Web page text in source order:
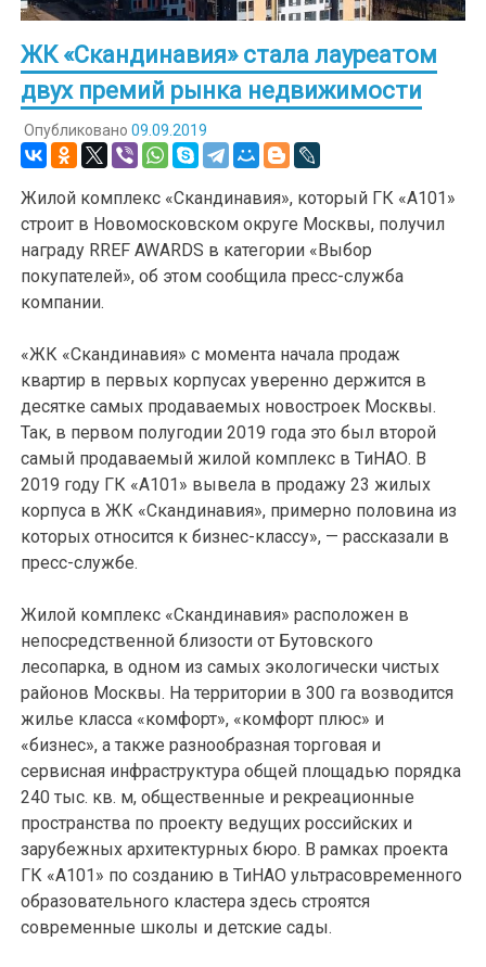
ЖК «Скандинавия» стала лауреатом
двух премий рынка недвижимости
Опубликовано 09.09.2019
Жилой комплекс «Скандинавия», который ГК «А101»
строит в Новомосковском округе Москвы, получил
награду RREF AWARDS в категории «Выбор
покупателей», об этом сообщила пресс-служба
компании.
«ЖК «Скандинавия» с момента начала продаж
квартир в первых корпусах уверенно держится в
десятке самых продаваемых новостроек Москвы.
Так, в первом полугодии 2019 года это был второй
самый продаваемый жилой комплекс в ТиНАО. В
2019 году ГК «А101» вывела в продажу 23 жилых
корпуса в ЖК «Скандинавия», примерно половина из
которых относится к бизнес-классу», — рассказали в
пресс-службе.
Жилой комплекс «Скандинавия» расположен в
непосредственной близости от Бутовского
лесопарка, в одном из самых экологически чистых
районов Москвы. На территории в 300 га возводится
жилье класса «комфорт», «комфорт плюс» и
«бизнес», а также разнообразная торговая и
сервисная инфраструктура общей площадью порядка
240 тыс. кв. м, общественные и рекреационные
пространства по проекту ведущих российских и
зарубежных архитектурных бюро. В рамках проекта
ГК «А101» по созданию в ТиНАО ультрасовременного
образовательного кластера здесь строятся
современные школы и детские сады.